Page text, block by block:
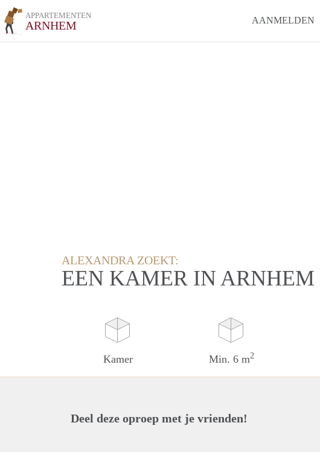
APPARTEMENTEN
ARNHEM AANMELDEN
ALEXANDRA ZOEKT:
EEN KAMER IN ARNHEM
Kamer Min. 6 m2
Deel deze oproep met je vrienden!